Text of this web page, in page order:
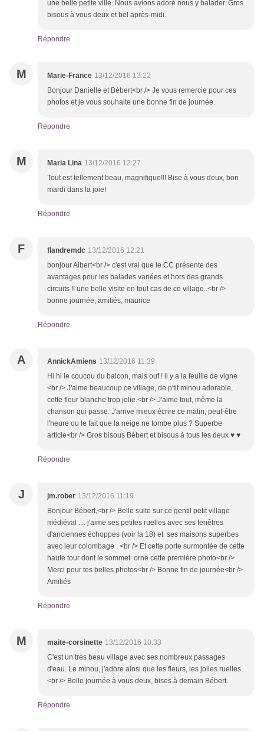
une belle petite ville. Nous avions adoré nous y balader. Gros
bisous à vous deux et bel après-midi.
Répondre
M Marie-France 13/12/2016 13:22
Bonjour Danielle et Bébert<br /> Je vous remercie pour ces
photos et je vous souhaite une bonne fin de journée.
Répondre
M Maria Lina 13/12/2016 12:27
Tout est tellement beau, magnifique!!! Bise à vous deux, bon
mardi dans la joie!
Répondre
F flandremdc 13/12/2016 12:21
bonjour Albert<br /> c'est vrai que le CC présente des
avantages pour les balades variées et hors des grands
circuits !! une belle visite en tout cas de ce village..<br />
bonne journée, amitiés, maurice
Répondre
A AnnickAmiens 13/12/2016 11:39
Hi hi le coucou du balcon, mais ouf ! il y a la feuille de vigne
<br /> J'aime beaucoup ce village, de p'tit minou adorable,
cette fleur blanche trop jolie.<br /> J'aime tout, même la
chanson qui passe. J'arrive mieux écrire ce matin, peut-être
l'heure ou le fait que la neige ne tombe plus ? Superbe
article<br /> Gros bisous Bébert et bisous à tous les deux ♥ ♥
Répondre
J jm.rober 13/12/2016 11:19
Bonjour Bébert,<br /> Belle suite sur ce gentil petit village
médiéval .... j'aime ses petites ruelles avec ses fenêtres
d'anciennes échoppes (voir la 18) et ses maisons superbes
avec leur colombage . <br /> Et cette porte surmontée de cette
haute tour dont le sommet orne cette première photo<br />
Merci pour tes belles photos<br /> Bonne fin de journée<br />
Amitiés
Répondre
M maite-corsinette 13/12/2016 10:33
C'est un très beau village avec ses nombreux passages
d'eau. Le minou, j'adore ainsi que les fleurs, les jolies ruelles.
<br /> Belle journée à vous deux, bises à demain Bébert.
Répondre